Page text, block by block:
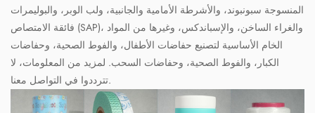
المنسوجة سبونبوند، والأشرطة الأمامية والجانبية، ولب الوبر، والبوليمرات
فائقة الامتصاص (SAP)، والغراء الساخن، والإسباندكس، وغيرها من المواد
الخام الأساسية لتصنيع حفاضات الأطفال، والفوط الصحية، وحفاضات
الكبار، والفوط الصحية، وحفاضات السحب. لمزيد من المعلومات، لا
تترددوا في التواصل معنا.